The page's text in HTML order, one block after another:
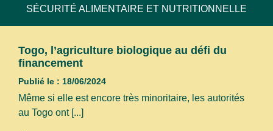
SÉCURITÉ ALIMENTAIRE ET NUTRITIONNELLE
Togo, l’agriculture biologique au défi du
financement
Publié le : 18/06/2024
Même si elle est encore très minoritaire, les autorités
au Togo ont [...]